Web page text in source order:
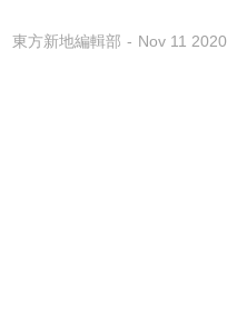
東方新地編輯部 Nov 11 2020